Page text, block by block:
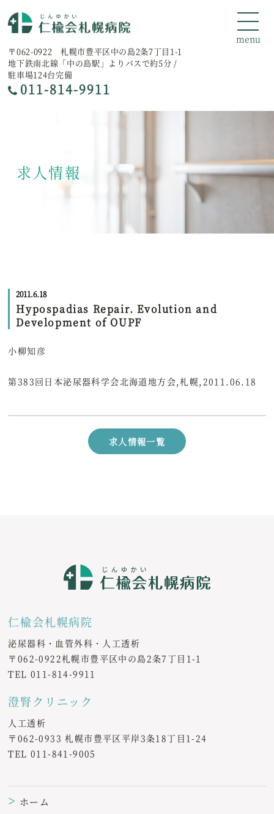
〒062-0922 札幌市豊平区中の島2条7丁目1-1
地下鉄南北線「中の島駅」よりバスで約5分 /
駐車場124台完備
011-814-9911
求人情報
2011.6.18
Hypospadias Repair. Evolution and
Development of OUPF
小柳知彦
第383回日本泌尿器科学会北海道地方会,札幌,2011.06.18
求人情報一覧
仁楡会札幌病院
泌尿器科・血管外科・人工透析
〒062-0922札幌市豊平区中の島2条7丁目1-1
TEL011-814-9911
澄腎クリニック
人工透析
〒062-0933 札幌市豊平区平岸3条18丁目1-24
TEL011-841-9005
＞ ホーム